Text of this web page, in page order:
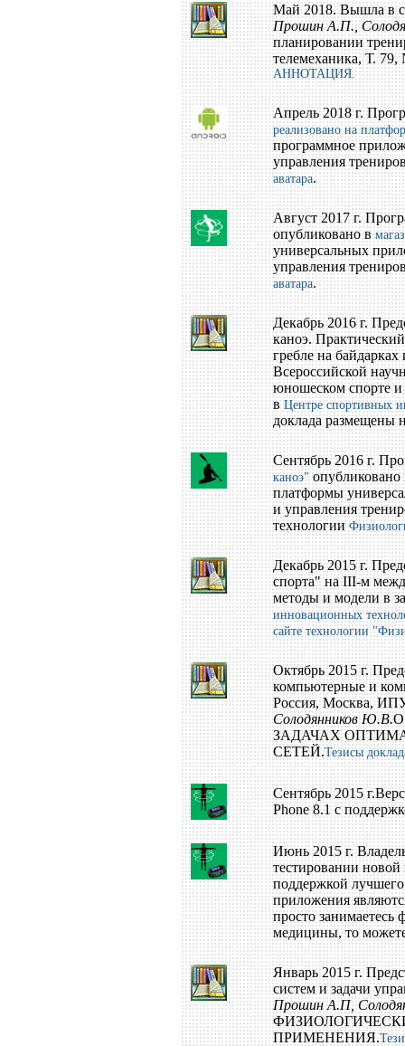
Май 2018. Вышла в
Прошин А.П.,
планировании
телемеханика, Т.
АННОТАЦИЯ.
Апрель 2018 г.
реализовано на
программное
управления
аватара.
Август 2017 г.
опубликовано в
универсальных
управления
аватара.
Декабрь 2016 г.
каноэ.
гребле на
Всероссийской
юношеском спорте и
вЦентре спортивных
доклада размещены
Сентябрь 2016 г.
каноэ"
платформы
и управления
технологии
Декабрь 2015 г.
спорта" на III-м
методы и модели в
инновационных
сайте технологии
Октябрь 2015 г.
компьютерные и
Россия, Москва,
Солодянников Ю.В.
ЗАДАЧАХ
СЕТЕЙ.Тезисы
Сентябрь 2015
Phone 8.1 с
Июнь 2015 г.
тестировании
поддержкой
приложения
просто занимаетесь
медицины, то
Январь 2015 г.
систем и задачи
Прошин А.П,
ПРИМЕНЕНИЯ.